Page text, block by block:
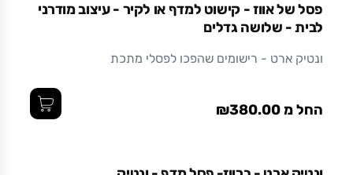
פסל של אווז - קישוט למדף או לקיר - עיצוב מודרני
לבית - שלושה גדלים
ונטיק ארט - רישומים שהפכו לפסלי מתכת
החל מ ₪380.00